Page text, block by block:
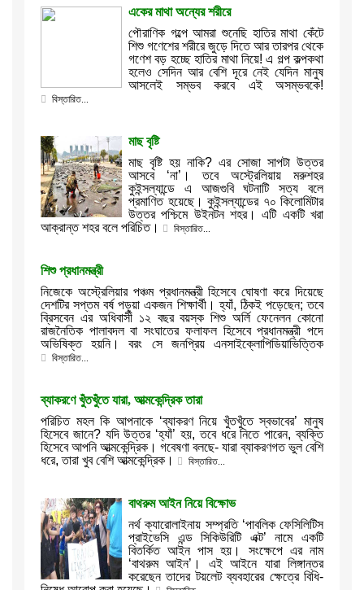
একের মাথা অন্যের শরীরে
পৌরাণিক গল্পে আমরা শুনেছি হাতির মাথা কেঁটে
শিশু গণেশের শরীরে জুড়ে দিতে আর তারপর থেকে
গণেশ বড় হচ্ছে হাতির মাথা নিয়ে! এ গল্প কল্পকথা
হলেও সেদিন আর বেশি দূরে নেই যেদিন মানুষ
আসলেই সম্ভব করবে এই অসম্ভবকে!
বিস্তারিত...
মাছ বৃষ্টি
মাছ বৃষ্টি হয় নাকি? এর সোজা সাপটা উত্তর
আসবে ‘না’। তবে অস্ট্রেলিয়ায় মরুশহর
কুইন্সল্যান্ডে এ আজগুবি ঘটনাটি সত্য বলে
প্রমাণিত হয়েছে। কুইন্সল্যান্ডের ৭০ কিলোমিটার
উত্তর পশ্চিমে উইনটন শহর। এটি একটি খরা
আক্রান্ত শহর বলে পরিচিত।
বিস্তারিত...
শিশু প্রধানমন্ত্রী
নিজেকে অস্ট্রেলিয়ার পঞ্চম প্রধানমন্ত্রী হিসেবে ঘোষণা করে দিয়েছে
দেশটির সপ্তম বর্ষ পড়ুয়া একজন শিক্ষার্থী। হ্যাঁ, ঠিকই পড়েছেন; তবে
ব্রিসবেন এর অধিবাসী ১২ বছর বয়স্ক শিশু অর্লি ফেনেলন কোনো
রাজনৈতিক পালাবদল বা সংঘাতের ফলাফল হিসেবে প্রধানমন্ত্রী পদে
অভিষিক্ত হয়নি। বরং সে জনপ্রিয় এনসাইক্লোপিডিয়াভিত্তিক
বিস্তারিত...
ব্যাকরণে খুঁতখুঁতে যারা, আত্মকেন্দ্রিক তারা
পরিচিত মহল কি আপনাকে ‘ব্যাকরণ নিয়ে খুঁতখুঁতে স্বভাবের’ মানুষ
হিসেবে জানে? যদি উত্তর ‘হ্যাঁ’ হয়, তবে ধরে নিতে পারেন, ব্যক্তি
হিসেবে আপনি আত্মকেন্দ্রিক। গবেষণা বলছে- যারা ব্যাকরণগত ভুল বেশি
ধরে, তারা খুব বেশি আত্মকেন্দ্রিক।
বিস্তারিত...
বাথরুম আইন নিয়ে বিক্ষোভ
নর্থ ক্যারোলাইনায় সম্প্রতি ‘পাবলিক ফেসিলিটিস
প্রাইভেসি এন্ড সিকিউরিটি এক্ট’ নামে একটি
বিতর্কিত আইন পাস হয়। সংক্ষেপে এর নাম
‘বাথরুম আইন’। এই আইনে যারা লিঙ্গান্তর
করেছেন তাদের টয়লেট ব্যবহারের ক্ষেত্রে বিধি-